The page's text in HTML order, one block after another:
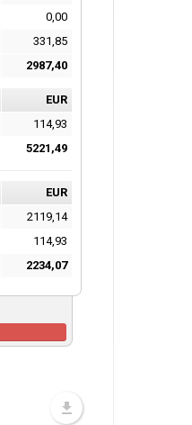
0,00
331,85
2987,40
EUR
114,93
5221,49
EUR
2119,14
114,93
2234,07